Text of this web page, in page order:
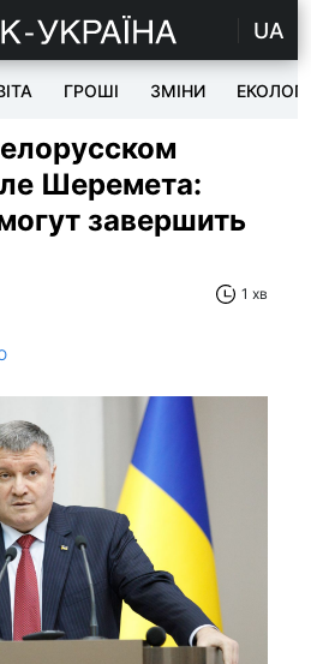
UA
ГРОШІ ЗМІНИ ЕКОЛОГІЯ
Шеремета:
завершить
1 хв